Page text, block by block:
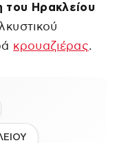
του Ηρακλείου
κρουαζιέρας.